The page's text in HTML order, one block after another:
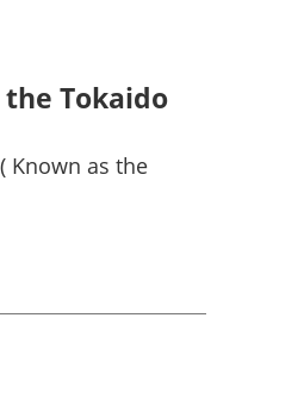
Tokaido
Known as the